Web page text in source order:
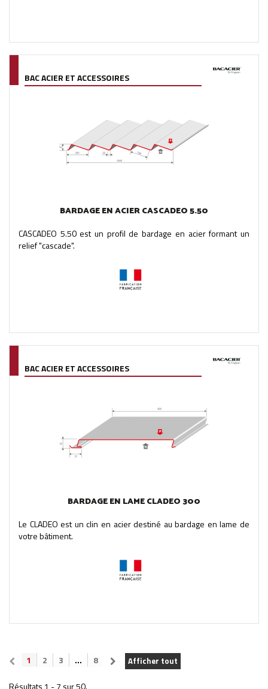
BAC ACIER ET ACCESSOIRES
BARDAGE EN ACIER CASCADEO 5.50
CASCADEO 5.50 est un profil de bardage en acier formant un
relief "cascade".
BAC ACIER ET ACCESSOIRES
BARDAGE EN LAME CLADEO 300
Le CLADEO est un clin en acier destiné au bardage en lame de
votre bâtiment.
Afficher tout
1 2 3 ... 8
Résultats 1 - 7 sur 50.